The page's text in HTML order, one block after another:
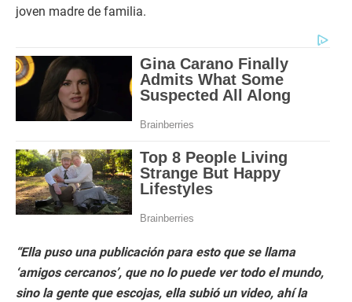
joven madre de familia.
“Ella puso una publicación para esto que se llama
‘amigos cercanos’, que no lo puede ver todo el mundo,
sino la gente que escojas, ella subió un video, ahí la